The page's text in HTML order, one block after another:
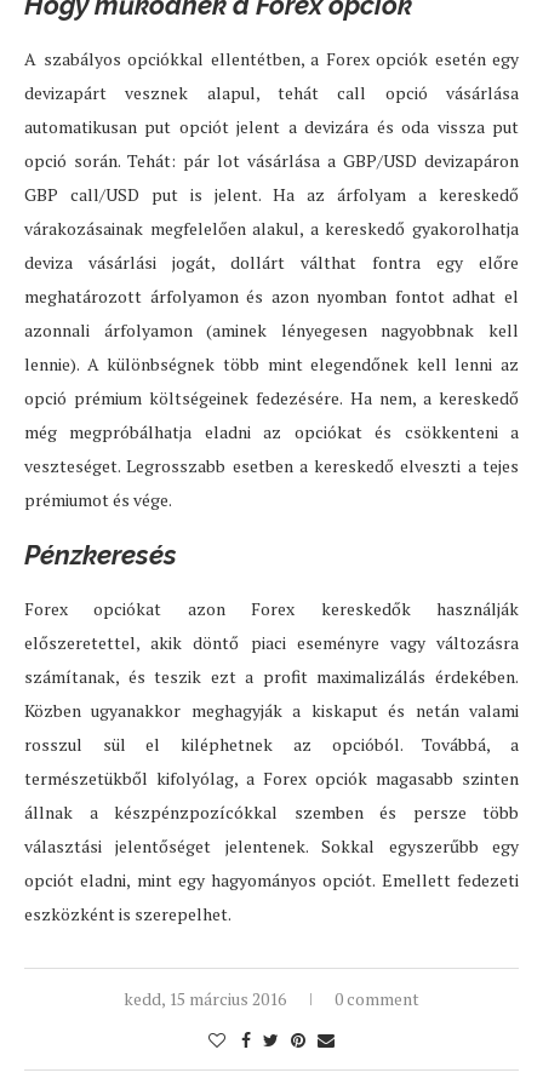
A szabályos opciókkal ellentétben, a Forex opciók esetén egy
devizapárt vesznek alapul, tehát call opció vásárlása
automatikusan put opciót jelent a devizára és oda vissza put
opció során. Tehát: pár lot vásárlása a GBP/USD devizapáron
GBP call/USD put is jelent. Ha az árfolyam a kereskedő
várakozásainak megfelelően alakul, a kereskedő gyakorolhatja
deviza vásárlási jogát, dollárt válthat fontra egy előre
meghatározott árfolyamon és azon nyomban fontot adhat el
azonnali árfolyamon (aminek lényegesen nagyobbnak kell
lennie). A különbségnek több mint elegendőnek kell lenni az
opció prémium költségeinek fedezésére. Ha nem, a kereskedő
még megpróbálhatja eladni az opciókat és csökkenteni a
veszteséget. Legrosszabb esetben a kereskedő elveszti a tejes
prémiumot és vége.
Pénzkeresés
Forex opciókat azon Forex kereskedők használják
előszeretettel, akik döntő piaci eseményre vagy változásra
számítanak, és teszik ezt a profit maximalizálás érdekében.
Közben ugyanakkor meghagyják a kiskaput és netán valami
rosszul sül el kiléphetnek az opcióból. Továbbá, a
természetükből kifolyólag, a Forex opciók magasabb szinten
állnak a készpénzpozícókkal szemben és persze több
választási jelentőséget jelentenek. Sokkal egyszerűbb egy
opciót eladni, mint egy hagyományos opciót. Emellett fedezeti
eszközként is szerepelhet.
kedd, 15 március 2016 0 comment